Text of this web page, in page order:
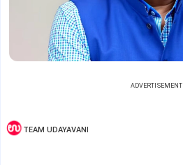
ADVERTISEMENT
TEAM UDAYAVANI